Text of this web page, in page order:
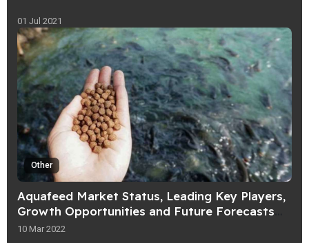
01 Jul 2021
Other
Aquafeed Market Status, Leading Key Players,
Growth Opportunities and Future Forecasts
2021-2026
10 Mar 2022